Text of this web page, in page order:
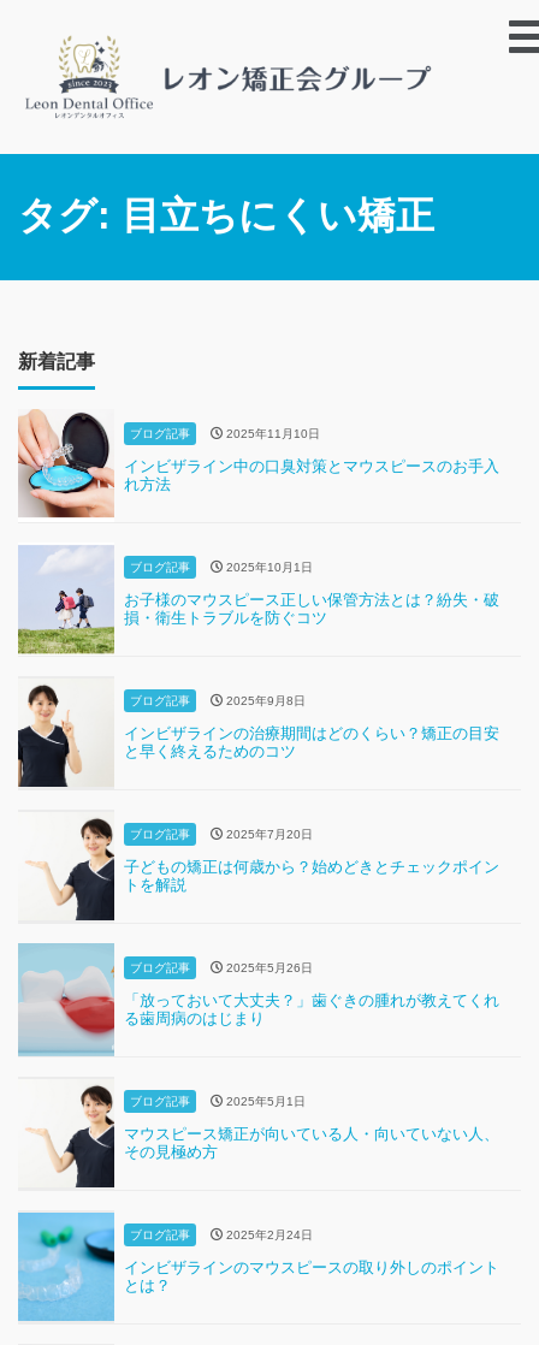
タグ: 目立ちにくい矯正
新着記事
ブログ記事 2025年11月10日
インビザライン中の口臭対策とマウスピースのお手入
れ方法
ブログ記事 2025年10月1日
お子様のマウスピース正しい保管方法とは？紛失・破
損・衛生トラブルを防ぐコツ
ブログ記事 2025年9月8日
インビザラインの治療期間はどのくらい？矯正の目安
と早く終えるためのコツ
ブログ記事 2025年7月20日
子どもの矯正は何歳から？始めどきとチェックポイン
トを解説
ブログ記事 2025年5月26日
「放っておいて大丈夫？」歯ぐきの腫れが教えてくれ
る歯周病のはじまり
ブログ記事 2025年5月1日
マウスピース矯正が向いている人・向いていない人、
その見極め方
ブログ記事 2025年2月24日
インビザラインのマウスピースの取り外しのポイント
とは？